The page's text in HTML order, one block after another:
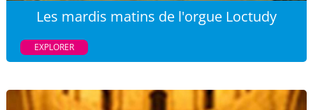
Les mardis matins de l'orgue Loctudy
EXPLORER